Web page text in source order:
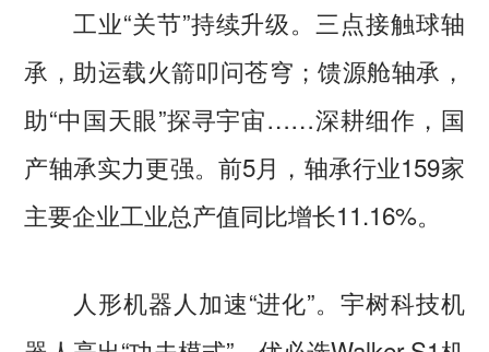
工业“关节”持续升级。三点接触球轴
承，助运载火箭叩问苍穹；馈源舱轴承，
助“中国天眼”探寻宇宙……深耕细作，国
产轴承实力更强。前5月，轴承行业159家
主要企业工业总产值同比增长11.16%。
人形机器人加速“进化”。宇树科技机